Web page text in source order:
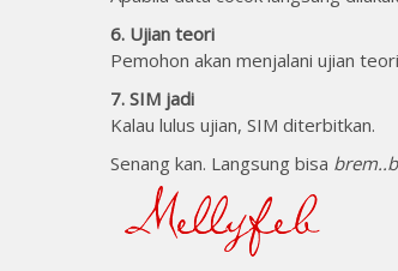
6. Ujian teori
Pemohon akan menjalani ujian
7. SIM jadi
Kalau lulus ujian, SIM diterbitkan.
Senang kan. Langsung bisa